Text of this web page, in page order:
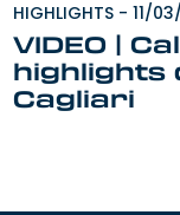
HIGHLIGHTS - 11/
VIDEO |
highlights
Cagliari